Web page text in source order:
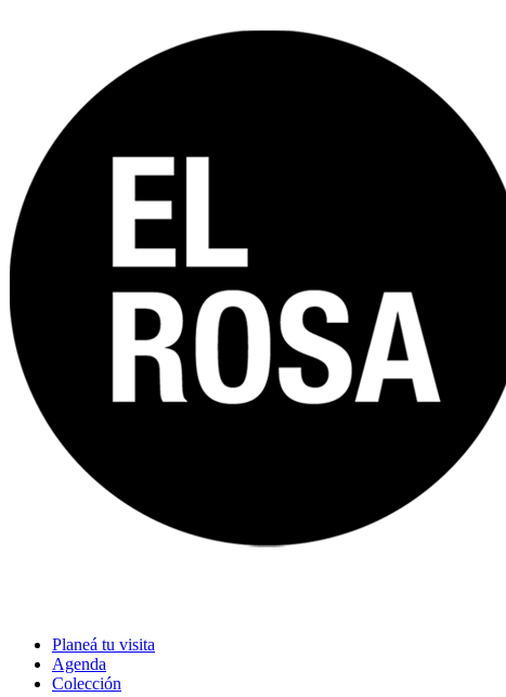
Planeá tu visita
Agenda
Colección